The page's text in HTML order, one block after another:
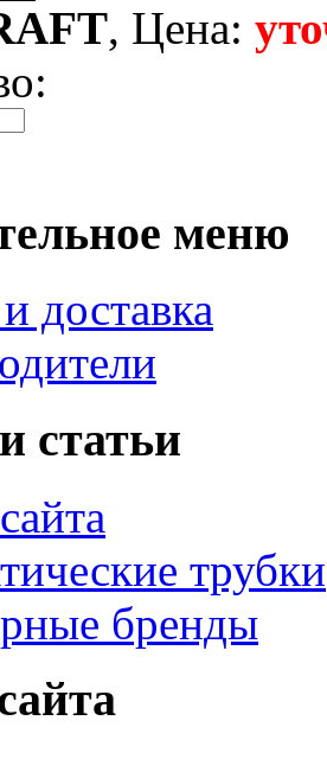
, Цена:
меню
доставка
статьи
трубки
бренды